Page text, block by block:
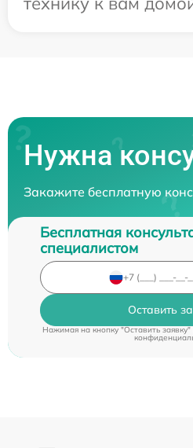
Нужна
Закажите бесплатную
Бесплатная
специалистом
Оставить
Нажимая на кнопку "Оставить